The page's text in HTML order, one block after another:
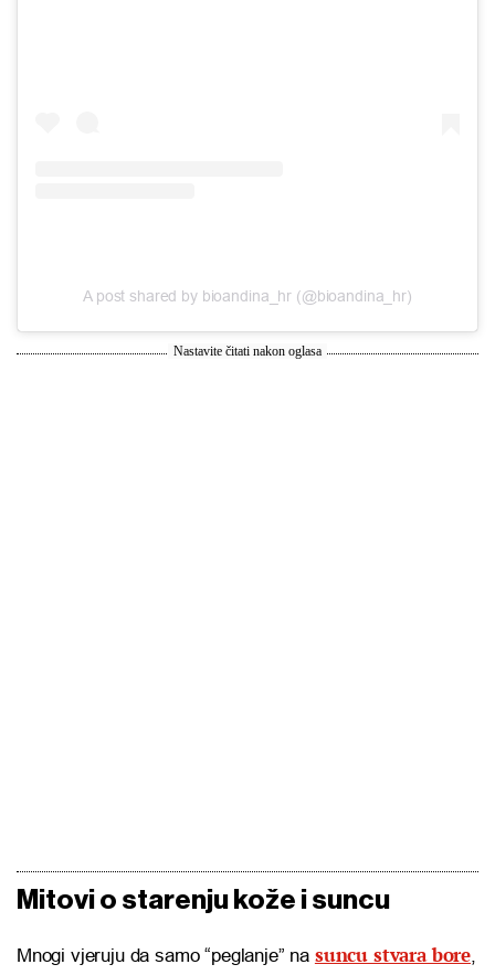
A post shared by bioandina_hr (@bioandina_hr)
Nastavite čitati nakon oglasa
Mitovi o starenju kože i suncu
Mnogi vjeruju da samo “peglanje” na suncu stvara bore,